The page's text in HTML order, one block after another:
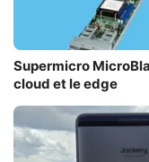
Supermicro
cloud et le edge